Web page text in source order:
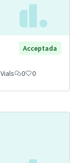
Acceptada
0 0